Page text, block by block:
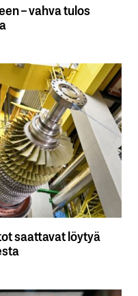
– vahva tulos
saattavat löytyä